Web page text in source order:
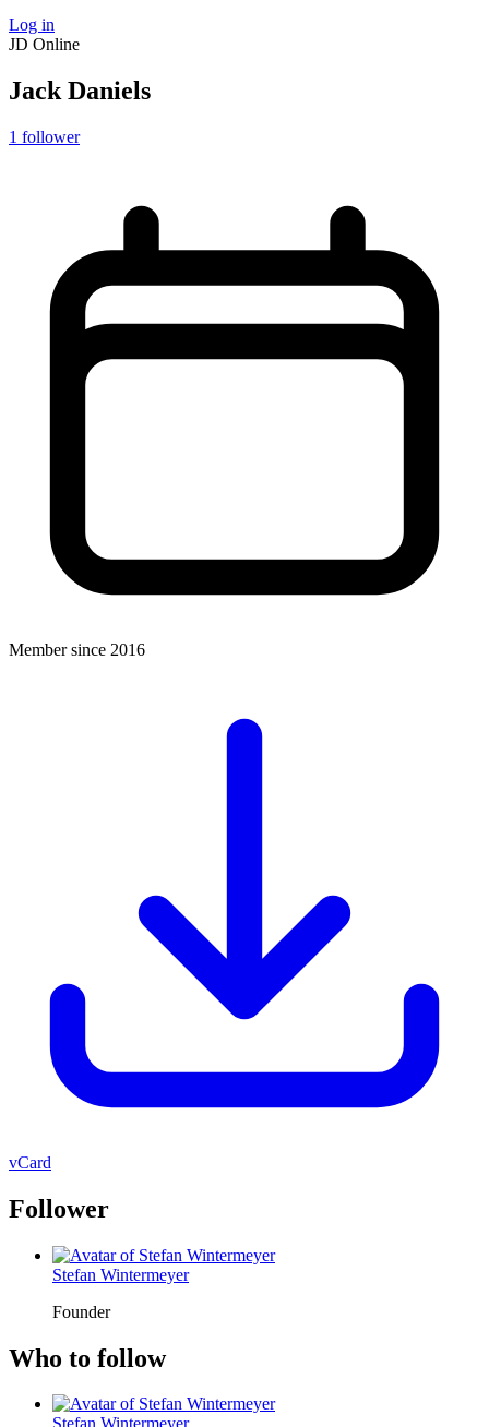
Log in
JD Online
Jack Daniels
1 follower
Member since 2016
vCard
Follower
Stefan Wintermeyer
Founder
Who to follow